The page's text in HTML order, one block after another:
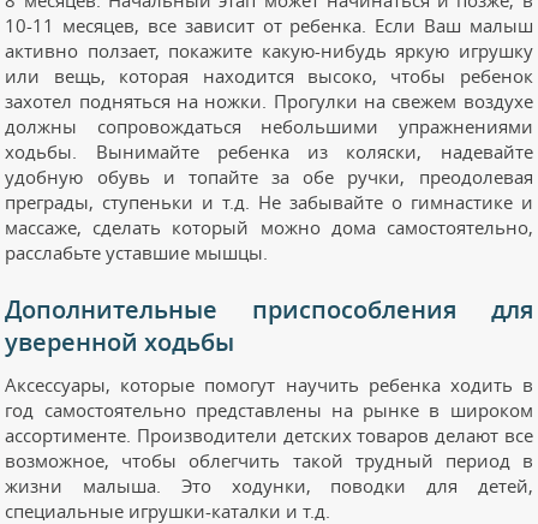
10-11 месяцев, все зависит от ребенка. Если Ваш малыш
активно ползает, покажите какую-нибудь яркую игрушку
или вещь, которая находится высоко, чтобы ребенок
захотел подняться на ножки. Прогулки на свежем воздухе
должны сопровождаться небольшими упражнениями
ходьбы. Вынимайте ребенка из коляски, надевайте
удобную обувь и топайте за обе ручки, преодолевая
преграды, ступеньки и т.д. Не забывайте о гимнастике и
массаже, сделать который можно дома самостоятельно,
расслабьте уставшие мышцы.
Дополнительные приспособления для
уверенной ходьбы
Аксессуары, которые помогут научить ребенка ходить в
год самостоятельно представлены на рынке в широком
ассортименте. Производители детских товаров делают все
возможное, чтобы облегчить такой трудный период в
жизни малыша. Это ходунки, поводки для детей,
специальные игрушки-каталки и т.д.